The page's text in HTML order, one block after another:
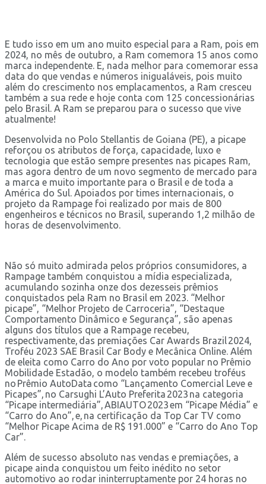
E tudo isso em um ano muito especial para a Ram, pois em
2024, no mês de outubro, a Ram comemora 15 anos como
marca independente. E, nada melhor para comemorar essa
data do que vendas e números inigualáveis, pois muito
além do crescimento nos emplacamentos, a Ram cresceu
também a sua rede e hoje conta com 125 concessionárias
pelo Brasil. A Ram se preparou para o sucesso que vive
atualmente!
Desenvolvida no Polo Stellantis de Goiana (PE), a picape
reforçou os atributos de força, capacidade, luxo e
tecnologia que estão sempre presentes nas picapes Ram,
mas agora dentro de um novo segmento de mercado para
a marca e muito importante para o Brasil e de toda a
América do Sul. Apoiados por times internacionais, o
projeto da Rampage foi realizado por mais de 800
engenheiros e técnicos no Brasil, superando 1,2 milhão de
horas de desenvolvimento.
Não só muito admirada pelos próprios consumidores, a
Rampage também conquistou a mídia especializada,
acumulando sozinha onze dos dezesseis prêmios
conquistados pela Ram no Brasil em 2023. “Melhor
picape”, “Melhor Projeto de Carroceria”, “Destaque
Comportamento Dinâmico e Segurança”, são apenas
alguns dos títulos que a Rampage recebeu,
respectivamente, das premiações Car Awards Brazil 2024,
Troféu 2023 SAE Brasil Car Body e Mecânica Online. Além
de eleita como Carro do Ano por voto popular no Prêmio
Mobilidade Estadão, o modelo também recebeu troféus
no Prêmio AutoData como “Lançamento Comercial Leve e
Picapes”, no Carsughi L’Auto Preferita 2023 na categoria
“Picape intermediária”, ABIAUTO 2023 em “Picape Média” e
“Carro do Ano”, e, na certificação da Top Car TV como
“Melhor Picape Acima de R$ 191.000” e “Carro do Ano Top
Car”.
Além de sucesso absoluto nas vendas e premiações, a
picape ainda conquistou um feito inédito no setor
automotivo ao rodar ininterruptamente por 24 horas no